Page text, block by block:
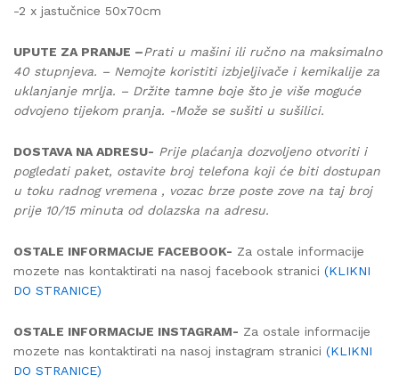
-2 x jastučnice 50x70cm
UPUTE ZA PRANJE –Prati u mašini ili ručno na maksimalno
40 stupnjeva. – Nemojte koristiti izbjeljivače i kemikalije za
uklanjanje mrlja. – Držite tamne boje što je više moguće
odvojeno tijekom pranja. -Može se sušiti u sušilici.
DOSTAVA NA ADRESU- Prije plaćanja dozvoljeno otvoriti i
pogledati paket, ostavite broj telefona koji će biti dostupan
u toku radnog vremena , vozac brze poste zove na taj broj
prije 10/15 minuta od dolazska na adresu.
OSTALE INFORMACIJE FACEBOOK- Za ostale informacije
mozete nas kontaktirati na nasoj facebook stranici (KLIKNI
DO STRANICE)
OSTALE INFORMACIJE INSTAGRAM- Za ostale informacije
mozete nas kontaktirati na nasoj instagram stranici (KLIKNI
DO STRANICE)